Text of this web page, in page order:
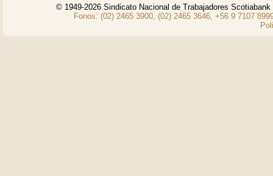
© 1949-2026 Sindicato Nacional de Trabajadores
Fonos: (02) 2465 3900, (02) 2465 3646, +56 9 7107